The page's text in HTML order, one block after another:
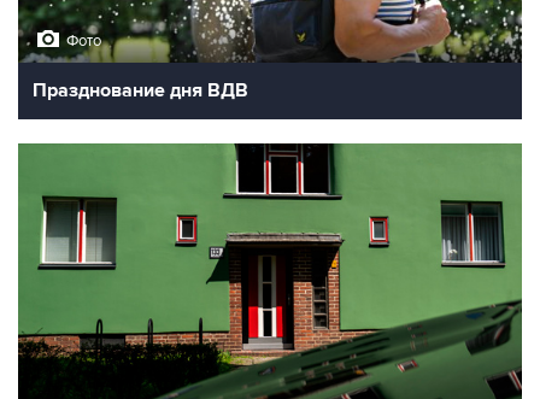
Фото
Празднование дня ВДВ